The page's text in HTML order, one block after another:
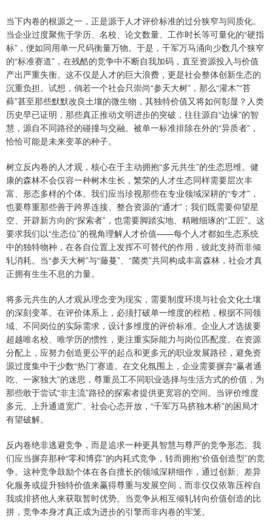
当下内卷的根源之一，正是源于人才评价标准的过分狭窄与同质化。
当企业过度聚焦于学历、名校、论文数量、工作时长等可量化的“硬指
标”，便如同用单一尺码衡量万物。于是，千军万马涌向少数几个狭窄
的“标准赛道”，在残酷的竞争中不断自我加码，直至资源投入与价值
产出严重失衡。这不仅是人才的巨大浪费，更是社会整体创新生态的
沉重负担。试想，倘若一个社会只崇尚“参天大树”，那么“灌木”“苔
藓”甚至那些默默改良土壤的微生物，其独特价值又将如何彰显？人类
历史早已证明，那些真正推动文明进步的突破，往往源自“边缘”的智
慧，源自不同路径的碰撞与交融。被单一标准排除在外的“异质者”，
恰恰可能是未来变革的种子。
树立反内卷的人才观，核心在于主动拥抱“多元共生”的生态思维。健
康的森林不会仅容一种树木生长，繁荣的人才生态同样需要层次丰
富、形态多样的个体。我们应当珍视那些在专业领域深耕的“专才”，
也要尊重那些善于跨界连接、整合资源的“通才”；我们既需要仰望星
空、开辟新方向的“探索者”，也需要脚踏实地、精雕细琢的“工匠”。这
要求我们以“生态位”的视角理解人才价值——每个人才都如生态系统
中的独特物种，在各自位置上发挥不可替代的作用，彼此支持而非倾
轧消耗。当“参天大树”与“藤蔓”、“菌类”共同构成丰富森林，社会才真
正拥有生生不息的力量。
将多元共生的人才观从理念变为现实，需要制度环境与社会文化土壤
的深刻变革。在评价体系上，必须打破单一维度的桎梏，根据不同领
域、不同岗位的实际需求，设计多维度的评价标准。企业人才选拔要
超越唯名校、唯学历的惯性，更注重实际能力与岗位匹配度。在资源
分配上，应努力创造更公平的起点和更多元的职业发展路径，避免资
源过度集中于少数“热门”赛道。在文化氛围上，企业需要摒弃“赢者通
吃、一家独大”的迷思，尊重员工不同职业选择与生活方式的价值，为
那些敢于尝试“非主流”路径的探索者提供更宽容的空间。当评价维度
多元、上升通道宽广、社会心态开放，“千军万马挤独木桥”的困局才
有望破解。
反内卷绝非逃避竞争，而是追求一种更具智慧与尊严的竞争形态。我
们应当摒弃那种“零和博弈”的内耗式竞争，转而拥抱“价值创造型”的竞
争。这种竞争鼓励个体在各自擅长的领域深耕细作，通过创新、差异
化服务或提升独特价值来赢得尊重与发展空间，而非仅仅依靠压榨自
我或排挤他人来获取暂时优势。当竞争从相互倾轧转向价值创造的比
拼，竞争本身才真正成为进步的引擎而非内卷的牢笼。